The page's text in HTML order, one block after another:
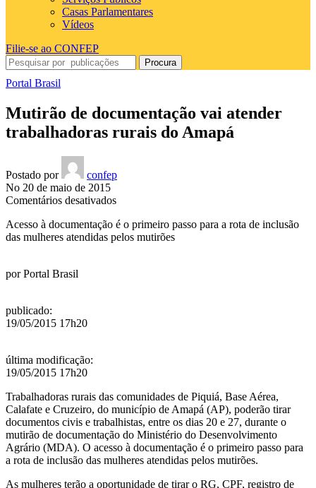
Casas Parlamentares
Vídeos
Filie-se ao CONFEP
Procura
Portal Brasil
Mutirão de documentação vai atender
trabalhadoras rurais do Amapá
Postado por
confep
No 20 de maio de 2015
Comentários desativadosem
de
documentação
Acesso à documentação é o primeiro passo para a rota de inclusão
das mulheres atendidas pelos mutirões
porPortal Brasil
publicado:
19/05/2015 17h20
última modificação:
19/05/2015 17h20
Trabalhadoras rurais das comunidades de Piquiá, Base Aérea,
Calafate e Cruzeiro, do município de Amapá (AP), poderão tirar
documentos civis e trabalhistas, entre os dias 20 e 27, durante o
mutirão de documentação do Ministério do Desenvolvimento
Agrário (MDA). O acesso à documentação é o primeiro passo para
a rota de inclusão das mulheres atendidas pelos mutirões.
As mulheres terão a oportunidade de tirar o RG, CPF, registro de